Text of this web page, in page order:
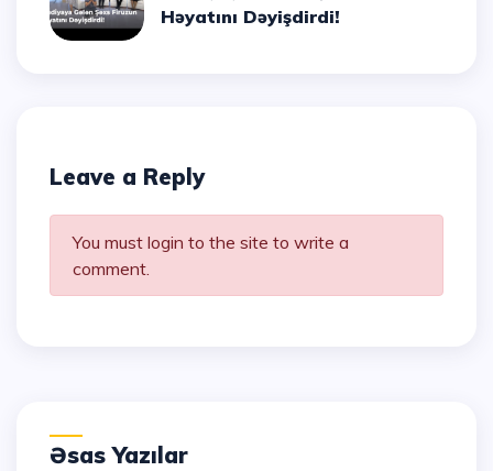
Həyatını Dəyişdirdi!
Leave a Reply
You must login to the site to write a
comment.
Əsas Yazılar